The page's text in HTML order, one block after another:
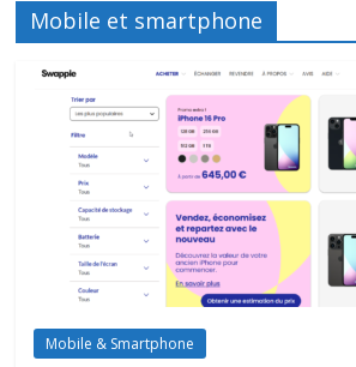
Mobile et smartphone
Mobile & Smartphone